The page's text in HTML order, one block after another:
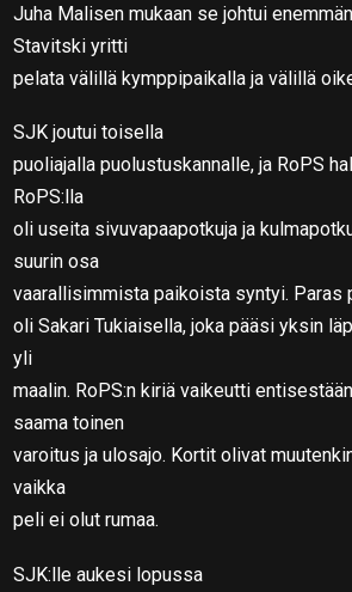
Juha Malisen mukaan se johtui
Stavitski yritti
pelata välillä kymppipaikalla ja välillä
SJK joutui toisella
puoliajalla puolustuskannalle, ja RoPS
RoPS:lla
oli useita sivuvapaapotkuja ja
suurin osa
vaarallisimmista paikoista syntyi. Paras
oli Sakari Tukiaisella, joka pääsi yksin
yli
maalin. RoPS:n kiriä vaikeutti
saama toinen
varoitus ja ulosajo. Kortit olivat
vaikka
peli ei olut rumaa.
SJK:lle aukesi lopussa